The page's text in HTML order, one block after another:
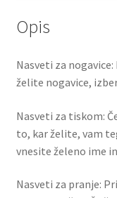
Opis
Nasveti za
želite nogavice,
Nasveti za tiskom:
to, kar želite, vam
vnesite želeno ime
Nasveti za pranje: